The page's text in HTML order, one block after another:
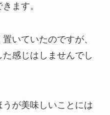
ます。
いていたのですが、
感じはしませんでし
が美味しいことには